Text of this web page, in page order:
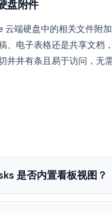
盘附件
云端硬盘中的相关文件附
、电子表格还是共享文档
井井有条且易于访问，无
是否内置看板视图？